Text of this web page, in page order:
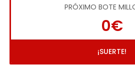
PRÓXIMO BOTE
0€
¡SUERTE!